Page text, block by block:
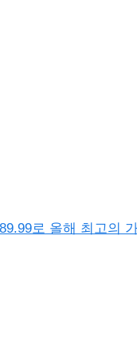
로 올해 최고의